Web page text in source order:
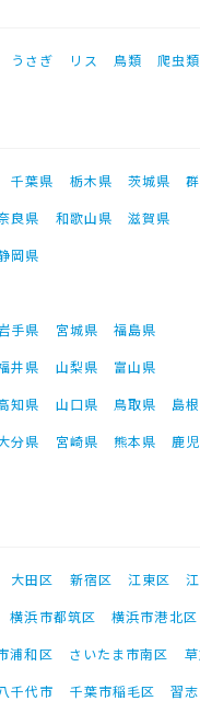
うさぎ リス 鳥類 爬虫類
千葉県 栃木県 茨城県
良県 和歌山県
滋賀県
岡県
手県 宮城県
福島県
井県 山梨県
富山県
知県 山口県 鳥取県 島
分県 宮崎県 熊本県 鹿
大田区 新宿区 江東区
横浜市都筑区 横浜市港北区
浦和区 さいたま市南区
八千代市 千葉市稲毛区 習